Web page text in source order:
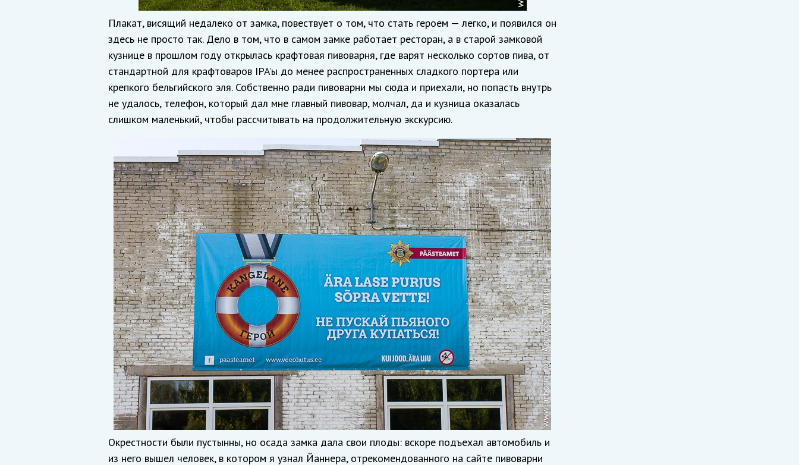
Плакат, висящий недалеко от замка, повествует о том, что стать героем — легко, и появился он
здесь не просто так. Дело в том, что в самом замке работает ресторан, а в старой замковой
кузнице в прошлом году открылась крафтовая пивоварня, где варят несколько сортов пива, от
стандартной для крафтоваров IPA’ы до менее распространенных сладкого портера или
крепкого бельгийского эля. Собственно ради пивоварни мы сюда и приехали, но попасть внутрь
не удалось, телефон, который дал мне главный пивовар, молчал, да и кузница оказалась
слишком маленький, чтобы рассчитывать на продолжительную экскурсию.
Окрестности были пустынны, но осада замка дала свои плоды: вскоре подъехал автомобиль и
из него вышел человек, в котором я узнал Йаннера, отрекомендованного на сайте пивоварни